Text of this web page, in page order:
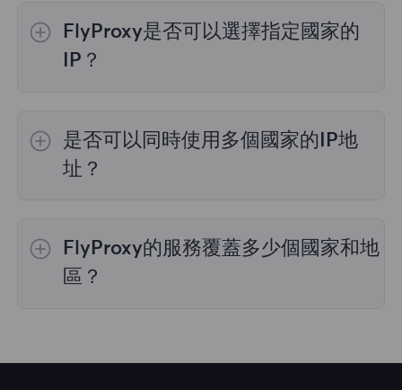
FlyProxy是否可以選擇指定國家的
IP？
的代理選擇； 靜態住宅代理提供36個國家的代
理，購買時您可以選擇所需的國家。
是否可以同時使用多個國家的IP地
址？
有用。您可以在管理面板中自由選擇和切換不同
國家的IP地址。
FlyProxy的服務覆蓋多少個國家和地
區？